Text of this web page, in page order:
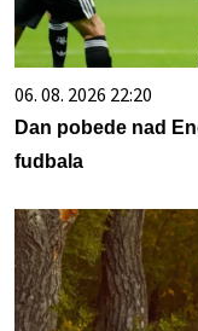
06. 08. 2026 22:20
Dan pobede nad
fudbala